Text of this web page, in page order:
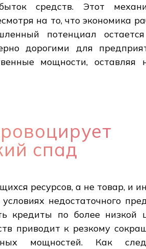
средств. Этот
на то, что экономика
потенциал остается
дорогими для
мощности, оставляя
спад
ресурсов, а не товар, и
недостаточного
кредиты по более низкой
приводит к резкому
мощностей. Как